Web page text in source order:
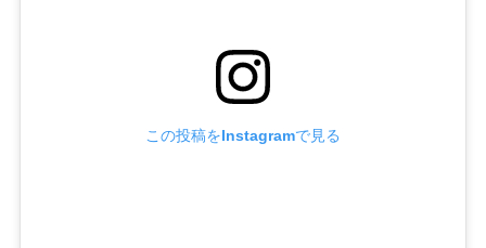
この投稿をInstagramで見る